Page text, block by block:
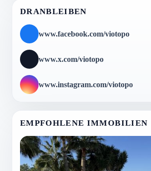
DRANBLEIBEN
www.facebook.com/viotopo
www.x.com/viotopo
www.instagram.com/viotopo
EMPFOHLENE IMMOBILIEN